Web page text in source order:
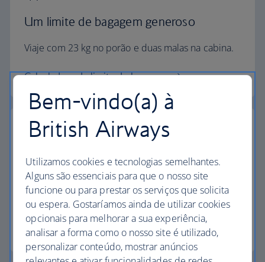
Um limite de bagagem generoso
Viaje com 23 kg no porão e duas malas na cabina.
Calculadora de limite de bagagem
Os mais elevados padrões
Escolha a British Airways para desfrutar de mais do
que apenas um voo.
Descubra a experiência
Bem-vindo(a) à
British Airways
Utilizamos cookies e tecnologias semelhantes.
Alguns são essenciais para que o nosso site
funcione ou para prestar os serviços que solicita
ou espera. Gostaríamos ainda de utilizar cookies
opcionais para melhorar a sua experiência,
analisar a forma como o nosso site é utilizado,
personalizar conteúdo, mostrar anúncios